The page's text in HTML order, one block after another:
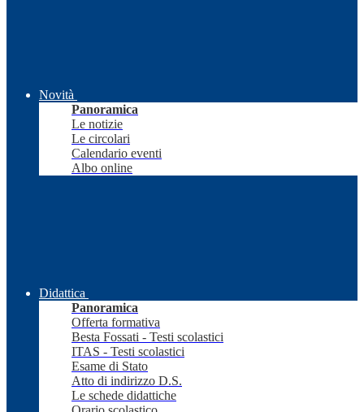
Novità
Panoramica
Le notizie
Le circolari
Calendario eventi
Albo online
Didattica
Panoramica
Offerta formativa
Besta Fossati - Testi scolastici
ITAS - Testi scolastici
Esame di Stato
Atto di indirizzo D.S.
Le schede didattiche